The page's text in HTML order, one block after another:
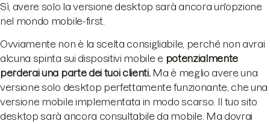
Sì, avere solo la versione desktop sarà ancora un'opzione
nel mondo mobile-first.
Ovviamente non è la scelta consigliabile, perché non avrai
alcuna spinta sui dispositivi mobile e potenzialmente
perderai una parte dei tuoi clienti. Ma è meglio avere una
versione solo desktop perfettamente funzionante, che una
versione mobile implementata in modo scarso. Il tuo sito
desktop sarà ancora consultabile da mobile. Ma dovrai